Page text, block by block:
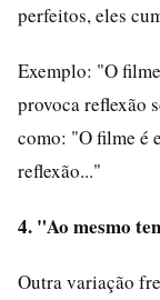
perfeitos, eles
Exemplo: "O
provoca reflexão
como: "O filme é
reflexão..."
4. "Ao mesmo
Outra variação